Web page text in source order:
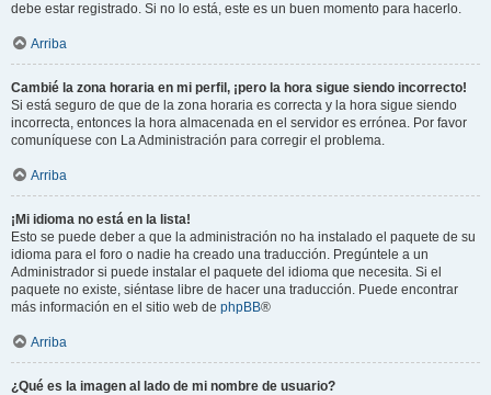
debe estar registrado. Si no lo está, este es un buen momento para hacerlo.
Arriba
Cambié la zona horaria en mi perfil, ¡pero la hora sigue siendo incorrecto!
Si está seguro de que de la zona horaria es correcta y la hora sigue siendo
incorrecta, entonces la hora almacenada en el servidor es errónea. Por favor
comuníquese con La Administración para corregir el problema.
Arriba
¡Mi idioma no está en la lista!
Esto se puede deber a que la administración no ha instalado el paquete de su
idioma para el foro o nadie ha creado una traducción. Pregúntele a un
Administrador si puede instalar el paquete del idioma que necesita. Si el
paquete no existe, siéntase libre de hacer una traducción. Puede encontrar
más información en el sitio web de phpBB®
Arriba
¿Qué es la imagen al lado de mi nombre de usuario?